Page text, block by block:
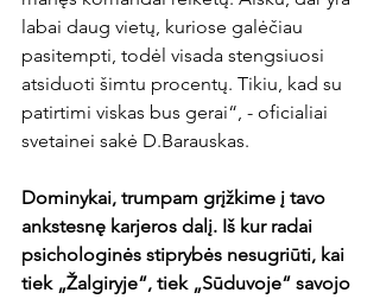
labai daug vietų, kuriose galėčiau
pasitempti, todėl visada stengsiuosi
atsiduoti šimtu procentų. Tikiu, kad su
patirtimi viskas bus gerai“, - oficialiai
svetainei sakė D.Barauskas.
Dominykai, trumpam grįžkime į tavo
ankstesnę karjeros dalį. Iš kur radai
psichologinės stiprybės nesugriūti, kai
tiek „Žalgiryje“, tiek „Sūduvoje“ savojo